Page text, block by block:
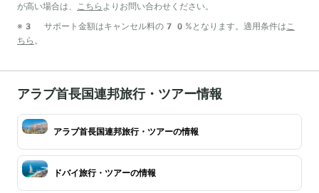
が高い場合は、
こちら よりお問い合わせください。
※3 サポート金額はキャンセル料の70%となります。適用条件は こ
ちら 。
アラブ首長国連邦旅行・ツアー情報
アラブ首長国連邦旅行・ツアーの情報
ドバイ旅行・ツアーの情報